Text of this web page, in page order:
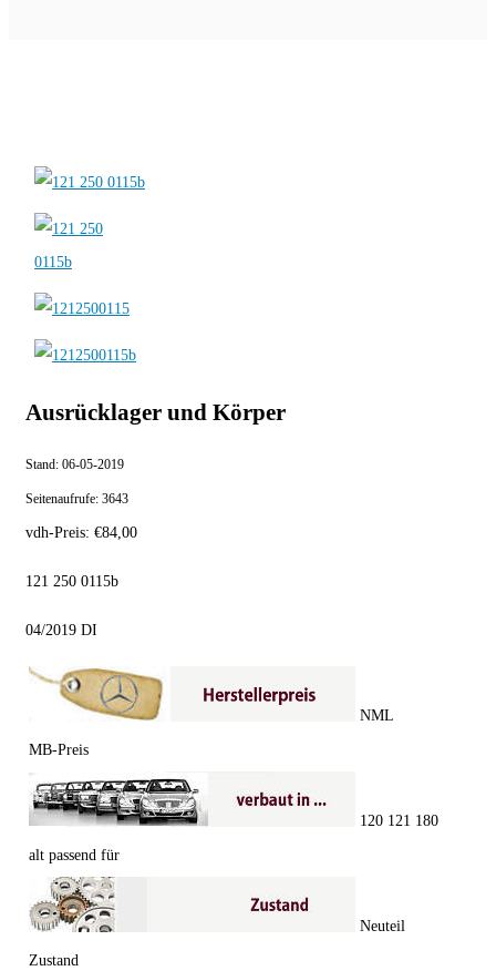
Ausrücklager und Körper
Stand: 06-05-2019
Seitenaufrufe: 3643
vdh-Preis: €84,00
121 250 0115b
04/2019 DI
MB-Preis
NML
alt passend für
120 121 180
Zustand
Neuteil